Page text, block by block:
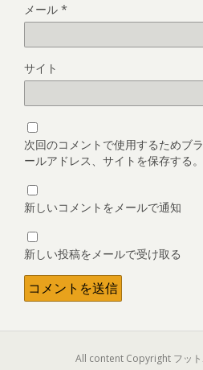
メール *
サイト
次回のコメントで使用するためブ
ールアドレス、サイトを保存する。
新しいコメントをメールで通知
新しい投稿をメールで受け取る
All content Copyright フット